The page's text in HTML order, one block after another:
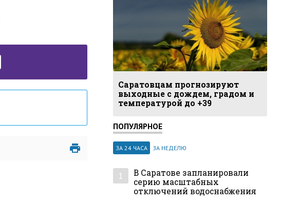
Саратовцам прогнозируют
выходные с дождем, градом и
температурой до +39
ПОПУЛЯРНОЕ
ЗА 24 ЧАСА ЗА НЕДЕЛЮ
1
В Саратове запланировали
серию масштабных
отключений водоснабжения